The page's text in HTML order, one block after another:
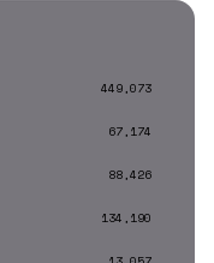
449,073
67,174
88,426
134,190